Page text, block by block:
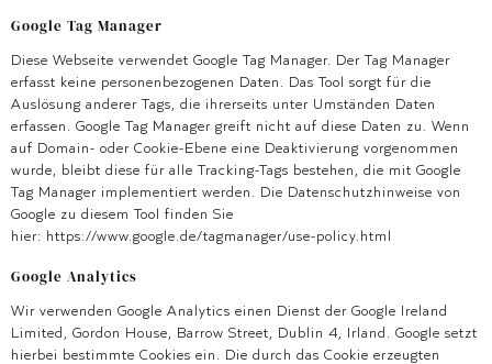
Google Tag Manager
Diese Webseite verwendet Google Tag Manager. Der Tag Manager
erfasst keine personenbezogenen Daten. Das Tool sorgt für die
Auslösung anderer Tags, die ihrerseits unter Umständen Daten
erfassen. Google Tag Manager greift nicht auf diese Daten zu. Wenn
auf Domain- oder Cookie-Ebene eine Deaktivierung vorgenommen
wurde, bleibt diese für alle Tracking-Tags bestehen, die mit Google
Tag Manager implementiert werden. Die Datenschutzhinweise von
Google zu diesem Tool finden Sie
hier: https://www.google.de/tagmanager/use-policy.html
Google Analytics
Wir verwenden Google Analytics einen Dienst der Google Ireland
Limited, Gordon House, Barrow Street, Dublin 4, Irland. Google setzt
hierbei bestimmte Cookies ein. Die durch das Cookie erzeugten